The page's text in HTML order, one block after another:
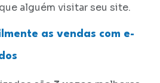
alguém visitar seu site.
as vendas com e-